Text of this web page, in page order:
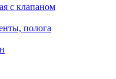
с клапаном
полога